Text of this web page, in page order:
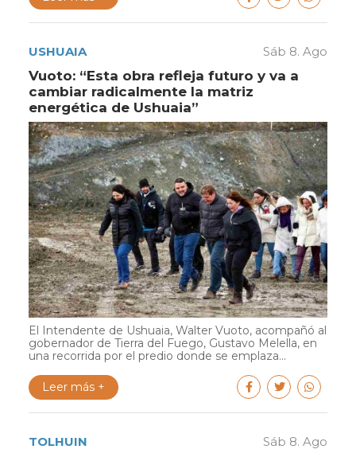
USHUAIA Sáb 8. Ago
Vuoto: “Esta obra refleja futuro y va a
cambiar radicalmente la matriz
energética de Ushuaia”
El Intendente de Ushuaia, Walter Vuoto, acompañó al
gobernador de Tierra del Fuego, Gustavo Melella, en
una recorrida por el predio donde se emplaza...
Leer más +
TOLHUIN Sáb 8. Ago